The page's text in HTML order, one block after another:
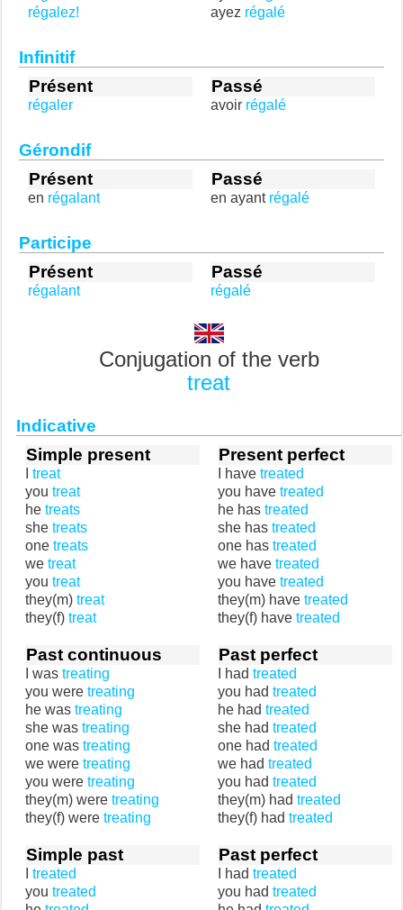
régalez!
ayez régalé
Infinitif
Présent
régaler
Passé
avoir régalé
Gérondif
Présent
en régalant
Passé
en ayant régalé
Participe
Présent
régalant
Passé
régalé
Conjugation of the verb
treat
Indicative
Simple present
treat
you treat
he treats
she treats
one treats
we treat
you treat
they(m) treat
they(f) treat
Present perfect
I have treated
you have treated
he has treated
she has treated
one has treated
we have treated
you have treated
they(m) have treated
they(f) have treated
Past continuous
I was treating
you were treating
he was treating
she was treating
one was treating
we were treating
you were treating
they(m) were treating
they(f) were treating
Past perfect
I had treated
you had treated
he had treated
she had treated
one had treated
we had treated
you had treated
they(m) had treated
they(f) had treated
Simple past
treated
you treated
Past perfect
I had treated
you had treated